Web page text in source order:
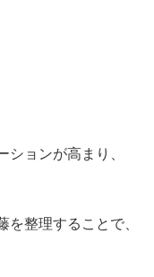
ョンが高まり、
を整理することで、